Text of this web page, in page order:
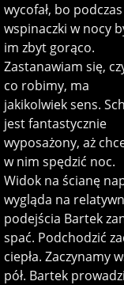
wycofał, bo podczas
wspinaczki w nocy
im zbyt gorąco.
Zastanawiam się,
co robimy, ma
jakikolwiek sens.
jest fantastycznie
wyposażony, aż
w nim spędzić noc.
Widok na ścianę
wygląda na
podejścia Bartek
spać. Podchodzić
ciepła. Zaczynamy
pół. Bartek